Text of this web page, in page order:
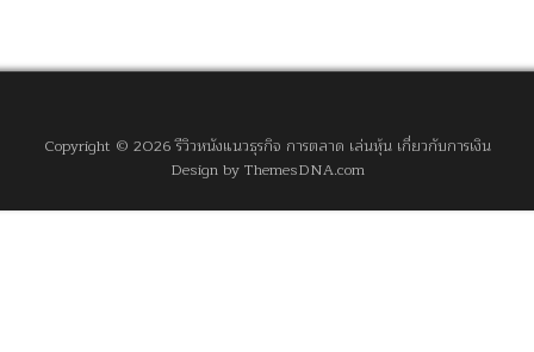
Copyright © 2026 รีวิวหนังแนวธุรกิจ การตลาด เล่นหุ้น เกี่ยวกับการเงิน
Design by ThemesDNA.com